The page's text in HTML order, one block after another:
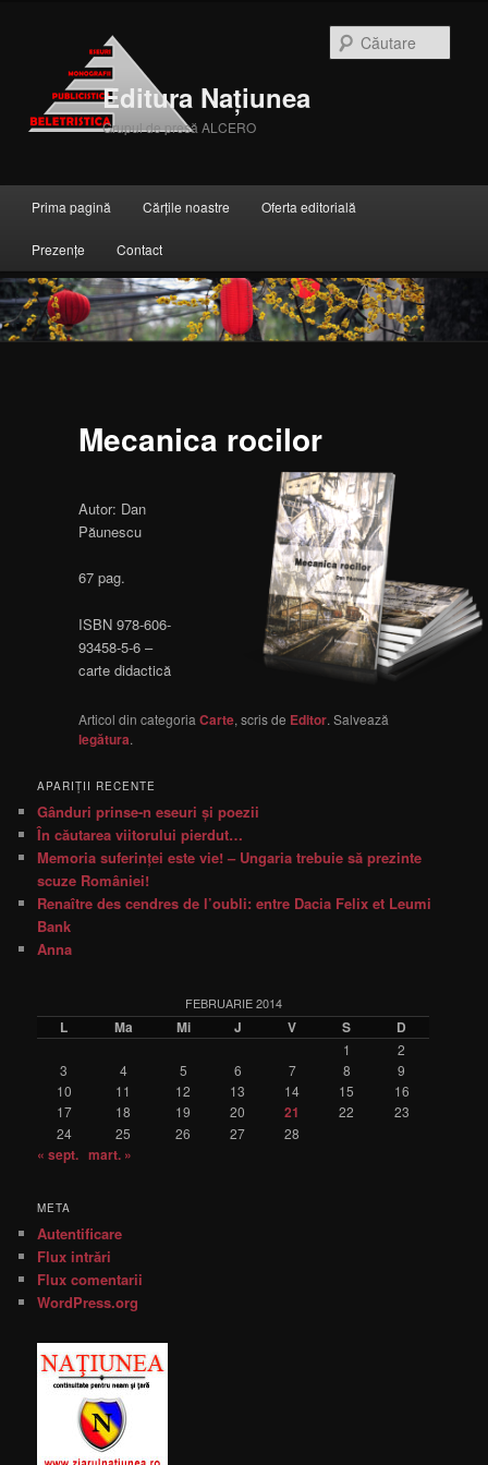
Editura Națiunea
Grupul de presă ALCERO
Sari la conținutul principal
Sari la conținutul secundar
Prima pagină Cărțile noastre Oferta editorială
Prezențe Contact
Mecanica rocilor
Autor: Dan
Păunescu
67 pag.
ISBN 978-606-
93458-5-6 –
carte didactică
Articol din categoriaCarte, scris de Editor. Salvează
legătura.
APARIŢII RECENTE
Gânduri prinse-n eseuri şi poezii
În căutarea viitorului pierdut…
Memoria suferinţei este vie! – Ungaria trebuie să prezinte
scuze României!
Renaître des cendres de l’oubli: entre Dacia Felix et Leumi
Bank
Anna
FEBRUARIE 2014
L Ma Mi J V S D
1
2
3
4 5 6 7 8
9
10
11 12 13 14 15
16
17
18 19 20 21 22
23
24
25 26 27 28
« sept. mart. »
META
Autentificare
Flux intrări
Flux comentarii
WordPress.org